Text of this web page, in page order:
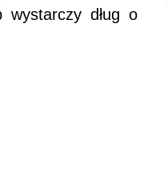
wystarczy dług o